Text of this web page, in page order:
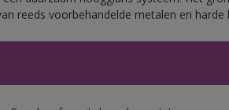
reeds voorbehandelde metalen en harde